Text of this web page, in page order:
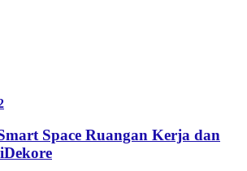
Space Ruangan Kerja dan